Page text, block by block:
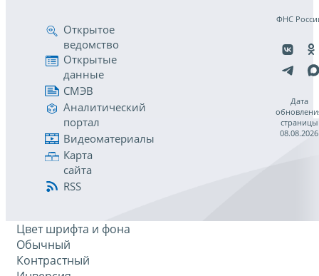
Открытое
ведомство
Открытые
данные
СМЭВ
Аналитический
портал
Видеоматериалы
Карта
сайта
RSS
ФНС
Дата
страницы
08.08.2026
Цвет шрифта и фона
Обычный
Контрастный